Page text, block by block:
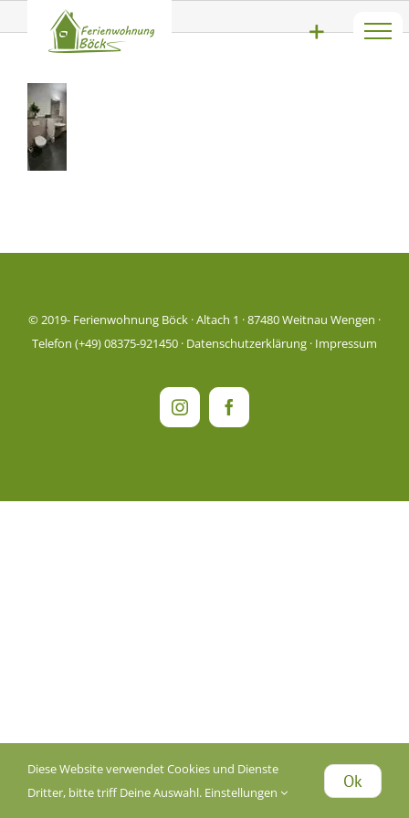
springen
Bad1
© 2019- Ferienwohnung Böck · Altach 1 · 87480 Weitnau Wengen ·
Telefon (+49) 08375-921450 · Datenschutzerklärung · Impressum
InstagramFacebook
Diese Website verwendet Cookies und Dienste
Dritter, bitte triff Deine Auswahl. Einstellungen
Ok